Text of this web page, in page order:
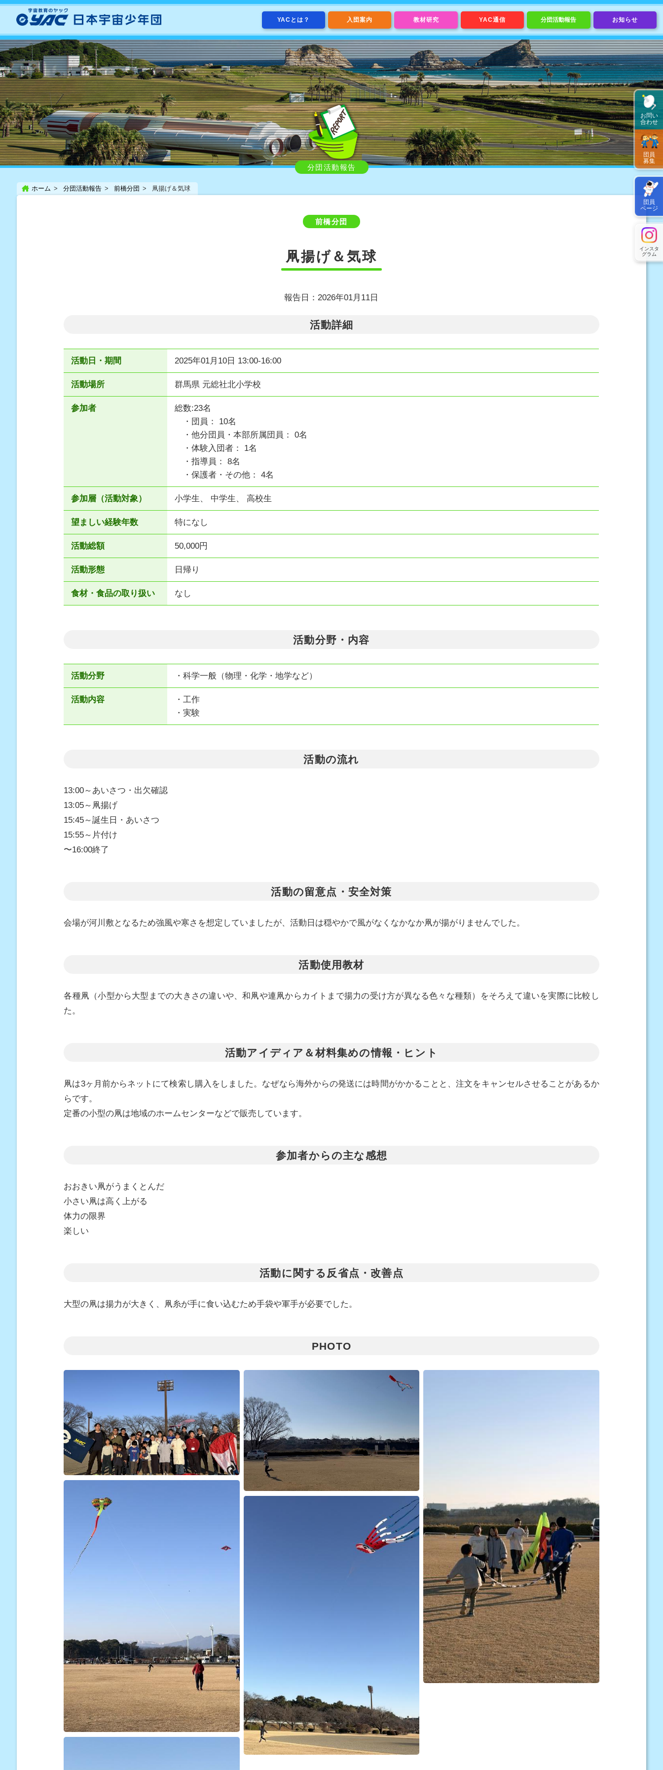
YACとは？ 入団案内 教材研究 YAC通信 分団活動報告 お知らせ
お問い
合わせ
団員
募集
団員
ページ
インスタ
グラム
分団活動報告
ホーム 分団活動報告 前橋分団 凧揚げ＆気球
前橋分団
凧揚げ＆気球
報告日：2026年01月11日
活動詳細
活動日・期間 2025年01月10日 13:00-16:00
活動場所 群馬県 元総社北小学校
参加者
総数:23名
・団員： 10名
・他分団員・本部所属団員： 0名
・体験入団者： 1名
・指導員： 8名
・保護者・その他： 4名
参加層（活動対象） 小学生、 中学生、 高校生
望ましい経験年数 特になし
活動総額 50,000円
活動形態 日帰り
食材・食品の取り扱い なし
活動分野・内容
活動分野 ・科学一般（物理・化学・地学など）
活動内容
・工作
・実験
活動の流れ
13:00～あいさつ・出欠確認
13:05～凧揚げ
15:45～誕生日・あいさつ
15:55～片付け
〜16:00終了
活動の留意点・安全対策
会場が河川敷となるため強風や寒さを想定していましたが、活動日は穏やかで風がなくなかなか凧が揚がりませんでした。
活動使用教材
各種凧（小型から大型までの大きさの違いや、和凧や連凧からカイトまで揚力の受け方が異なる色々な種類）をそろえて違いを実際に比較し
た。
活動アイディア＆材料集めの情報・ヒント
凧は3ヶ月前からネットにて検索し購入をしました。なぜなら海外からの発送には時間がかかることと、注文をキャンセルさせることがあるか
らです。
定番の小型の凧は地域のホームセンターなどで販売しています。
参加者からの主な感想
おおきい凧がうまくとんだ
小さい凧は高く上がる
体力の限界
楽しい
活動に関する反省点・改善点
大型の凧は揚力が大きく、凧糸が手に食い込むため手袋や軍手が必要でした。
PHOTO